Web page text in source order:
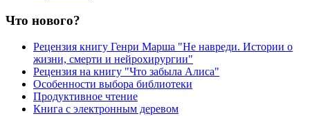
Что нового?
Рецензия книгу Генри Марша "Не навреди. Истории о
жизни, смерти и нейрохирургии"
Рецензия на книгу "Что забыла Алиса"
Особенности выбора библиотеки
Продуктивное чтение
Книга с электронным деревом